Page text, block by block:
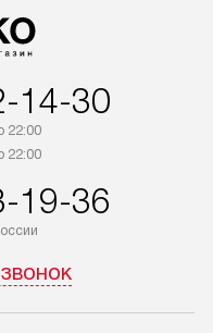
14-30
22:00
22:00
19-36